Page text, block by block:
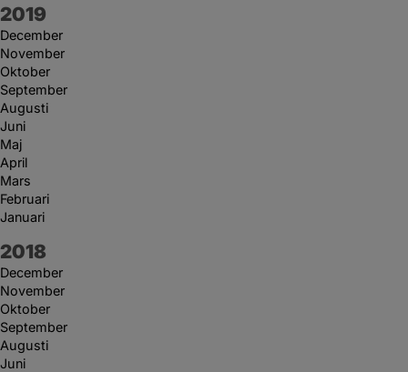
År:
2019
December
November
Oktober
September
Augusti
Juni
Maj
April
Mars
Februari
Januari
År:
2018
December
November
Oktober
September
Augusti
Juni